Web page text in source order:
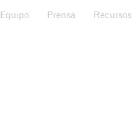
Equipo Prensa Recursos